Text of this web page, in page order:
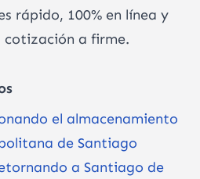
rápido, 100% en línea y
cotización a firme.
el almacenamiento
de Santiago
a Santiago de